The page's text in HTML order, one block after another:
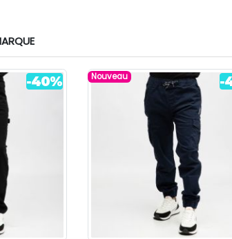
Nouveau